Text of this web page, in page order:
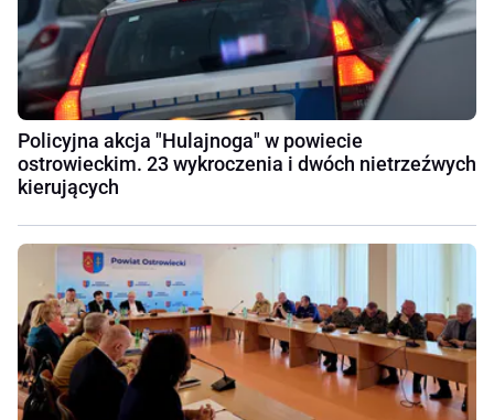
Policyjna akcja "Hulajnoga" w powiecie
ostrowieckim. 23 wykroczenia i dwóch nietrzeźwych
kierujących